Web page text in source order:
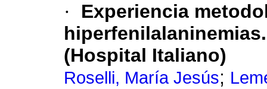
·
Experiencia
(Hospital Italiano)
Roselli, María Jesús;